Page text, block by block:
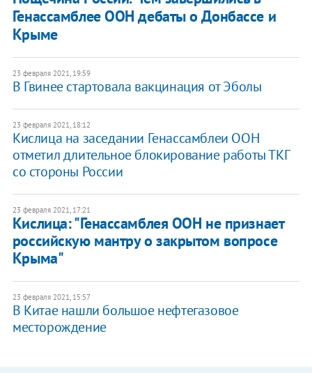
Генассамблее ООН дебаты о Донбассе и
Крыме
23 февраля 2021, 19:59
В Гвинее стартовала вакцинация от Эболы
23 февраля 2021, 18:12
Кислица на заседании Генассамблеи ООН
отметил длительное блокирование работы ТКГ
со стороны России
23 февраля 2021, 17:21
Кислица: "Генассамблея ООН не признает
российскую мантру о закрытом вопросе
Крыма"
23 февраля 2021, 15:57
В Китае нашли большое нефтегазовое
месторождение